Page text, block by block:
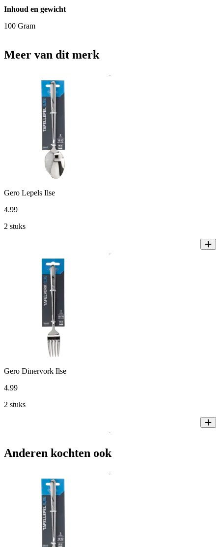
Inhoud en gewicht
100 Gram
Meer van dit merk
Gero Lepels Ilse
4.99
2 stuks
Gero Dinervork Ilse
4.99
2 stuks
Anderen kochten ook